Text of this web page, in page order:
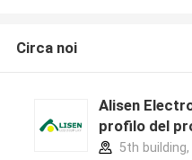
Circa noi
Alisen
profilo del
5th